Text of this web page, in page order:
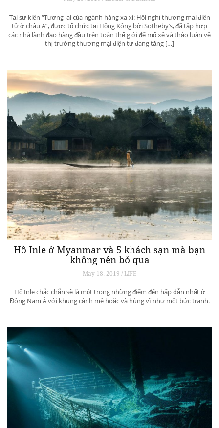
Tại sự kiện “Tương lai của ngành hàng xa xỉ: Hội nghị thương mại điện
tử ở châu Á”, được tổ chức tại Hồng Kông bởi Sotheby’s, đã tập hợp
các nhà lãnh đạo hàng đầu trên toàn thế giới để mổ xẻ và thảo luận về
thị trường thương mại điện tử đang tăng […]
Hồ Inle ở Myanmar và 5 khách sạn mà bạn
không nên bỏ qua
May 18, 2019 / LIFE
Hồ Inle chắc chắn sẽ là một trong những điểm đến hấp dẫn nhất ở
Đông Nam Á với khung cảnh mê hoặc và hùng vĩ như một bức tranh.